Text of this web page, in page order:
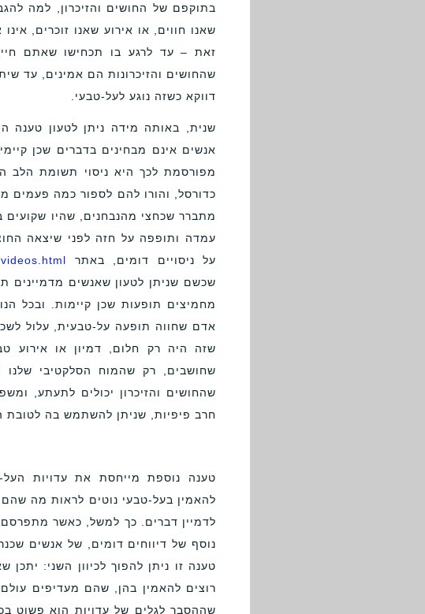
בתוקפם של החושים והזיכרון, למה
שאנו חווים, או אירוע שאנו זוכרים,
זאת – עד לרגע בו תכחישו שאתם
שהחושים והזיכרונות הם אמינים, עד
דווקא כשזה נוגע לעל-טבעי.
שנית, באותה מידה ניתן לטעון טענה
אנשים אינם מבחינים בדברים שכן
מפורסמת לכך היא ניסוי תשומת הלב
כדורסל, והורו להם לספור כמה פעמים
מתברר שכחצי מהנבחנים, שהיו שקועים
עמדה ותופפה על חזה לפני שיצאה
על ניסויים דומים, באתר
שכשם שניתן לטעון שאנשים מדמיינים
מחמיצים תופעות שכן קיימות. ובכל
אדם שחווה תופעה על-טבעית, עלול
שזה היה רק חלום, דמיון או אירוע
שחושבים, רק שהמוח הסלקטיבי
שהחושים והזיכרון יכולים לתעתע,
חרב פיפיות, שניתן להשתמש בה לטובת
טענה נוספת מייחסת את עדויות העל-
להאמין בעל-טבעי נוטים לראות מה
לדמיין דברים. כך למשל, כאשר מתפרסם
נוסף של דיווחים דומים, של אנשים
טענה זו ניתן להפוך לכיוון השני:
רוצים להאמין בהן, שהם מעדיפים
שההסבר לגלים של עדויות הוא פשוט